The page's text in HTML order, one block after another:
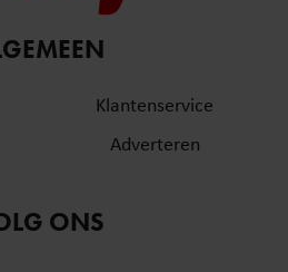
Klantenservice
Adverteren
ONS